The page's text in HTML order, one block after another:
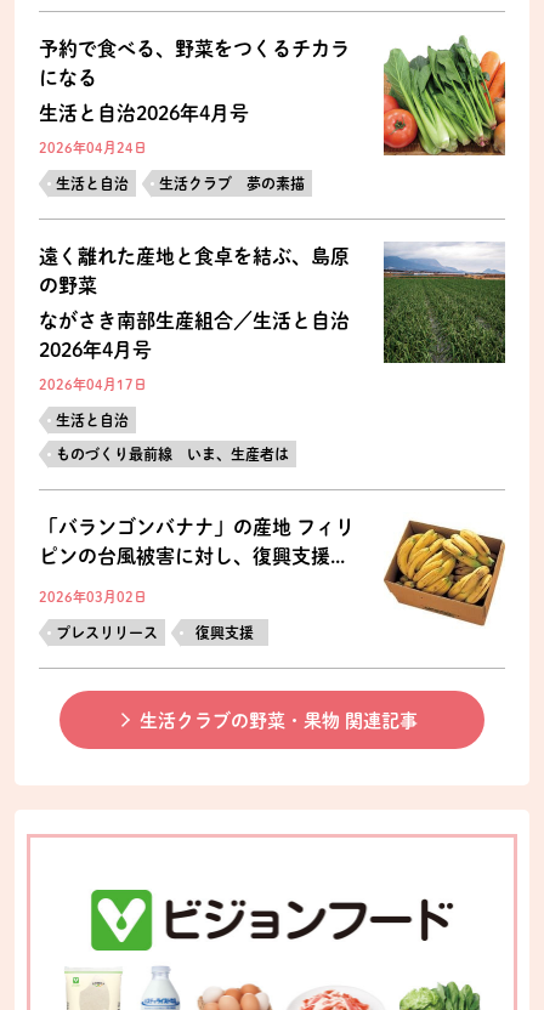
予約で食べる、野菜をつくるチカラ
になる
生活と自治2026年4月号
2026年04月24日
生活と自治 生活クラブ 夢の素描
遠く離れた産地と食卓を結ぶ、島原
の野菜
ながさき南部生産組合／生活と自治
2026年4月号
2026年04月17日
生活と自治
ものづくり最前線 いま、生産者は
「バランゴンバナナ」の産地 フィリ
ピンの台風被害に対し、復興支援...
2026年03月02日
プレスリリース 復興支援
生活クラブの野菜・果物 関連記事